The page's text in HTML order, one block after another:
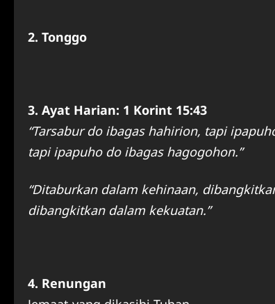
2. Tonggo
3. Ayat Harian: 1 Korint 15:43
“Tarsabur do ibagas hahirion, tapi
tapi ipapuho do ibagas hagogohon.”
“Ditaburkan dalam kehinaan,
dibangkitkan dalam kekuatan.”
4. Renungan